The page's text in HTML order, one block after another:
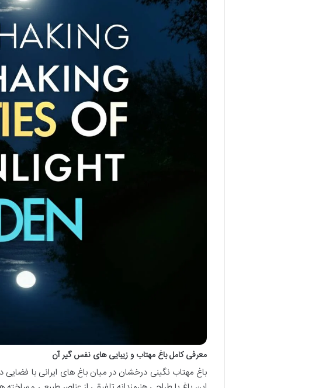
معرفی کامل باغ مهتاب و زیبایی های نفس گیر آن
باغ مهتاب نگینی درخشان در میان باغ های ایرانی با